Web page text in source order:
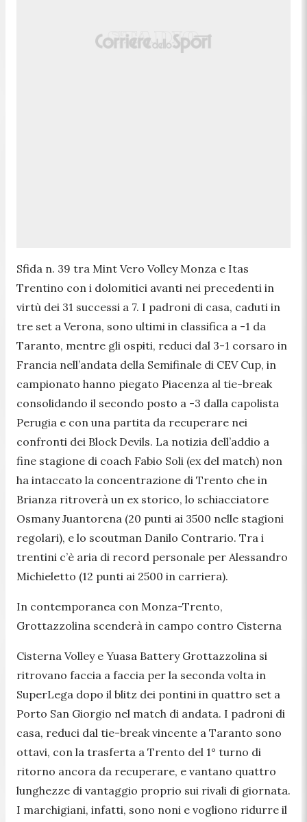
Sfida n. 39 tra Mint Vero Volley Monza e Itas
Trentino con i dolomitici avanti nei precedenti in
virtù dei 31 successi a 7. I padroni di casa, caduti in
tre set a Verona, sono ultimi in classifica a -1 da
Taranto, mentre gli ospiti, reduci dal 3-1 corsaro in
Francia nell’andata della Semifinale di CEV Cup, in
campionato hanno piegato Piacenza al tie-break
consolidando il secondo posto a -3 dalla capolista
Perugia e con una partita da recuperare nei
confronti dei Block Devils. La notizia dell’addio a
fine stagione di coach Fabio Soli (ex del match) non
ha intaccato la concentrazione di Trento che in
Brianza ritroverà un ex storico, lo schiacciatore
Osmany Juantorena (20 punti ai 3500 nelle stagioni
regolari), e lo scoutman Danilo Contrario. Tra i
trentini c’è aria di record personale per Alessandro
Michieletto (12 punti ai 2500 in carriera).
In contemporanea con Monza-Trento,
Grottazzolina scenderà in campo contro Cisterna
Cisterna Volley e Yuasa Battery Grottazzolina si
ritrovano faccia a faccia per la seconda volta in
SuperLega dopo il blitz dei pontini in quattro set a
Porto San Giorgio nel match di andata. I padroni di
casa, reduci dal tie-break vincente a Taranto sono
ottavi, con la trasferta a Trento del 1° turno di
ritorno ancora da recuperare, e vantano quattro
lunghezze di vantaggio proprio sui rivali di giornata.
I marchigiani, infatti, sono noni e vogliono ridurre il